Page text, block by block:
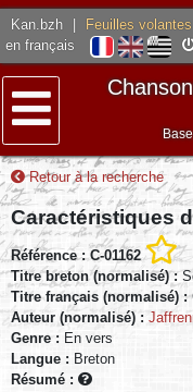
Kan.bzh Feuilles volantes
en français
Menu
Retour à la recherche
Caractéristiques
Référence : C-01162
Titre breton (normalisé) :
Titre français (normalisé) :
Auteur (normalisé) :
Genre : En vers
Langue : Breton
Résumé :